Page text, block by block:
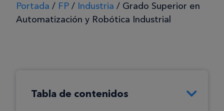
Portada / FP / Industria / Grado Superior en
Automatización y Robótica Industrial
Tabla de contenidos